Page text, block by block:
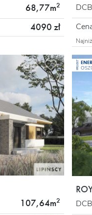
68,77m2
4090 zł
107,64m2
PROJEKT